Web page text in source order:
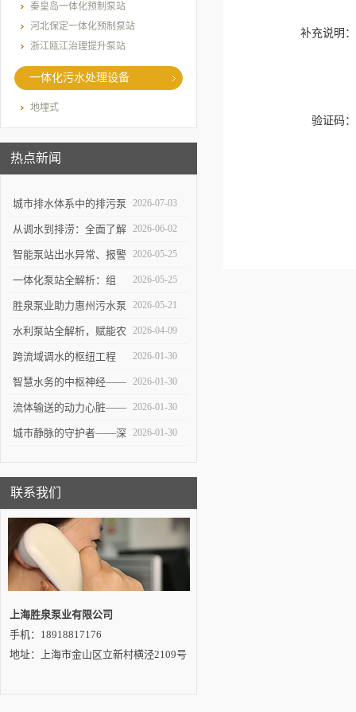
秦皇岛一体化预制泵站
河北保定一体化预制泵站
浙江瓯江治理提升泵站
一体化污水处理设备
地埋式
热点新闻
城市排水体系中的排污泵
站：功能定位与维护策略
2026-07-03
从调水到排涝：全面了解
大型泵站的功能与构造
2026-06-02
智能泵站出水异常、报警
频发怎么办？
2026-05-25
一体化泵站全解析：组
成、优势与应用实操指南
2026-05-25
胜泉泵业助力惠州污水泵
站项目落地
2026-05-21
水利泵站全解析，赋能农
田灌溉与防洪排涝
2026-04-09
跨流域调水的枢纽工程
——大型泵站的建设与技
术挑战
2026-01-30
智慧水务的中枢神经——
智能泵站技术革新与未来
展望
2026-01-30
流体输送的动力心脏——
全面剖析提升泵站的设计
2026-01-30
城市静脉的守护者——深 2026-01-30
联系我们
上海胜泉泵业有限公司
手机：18918817176
地址：上海市金山区立新村横泾2109号
补充说明：
验证码：